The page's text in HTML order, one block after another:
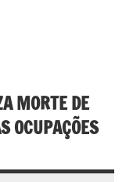
MORTE DE
OCUPAÇÕES